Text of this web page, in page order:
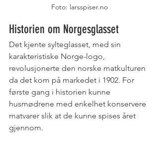
Foto: larsspiser.no
Historien om Norgesglasset
Det kjente sylteglasset, med sin
karakteristiske Norge-logo,
revolusjonerte den norske matkulturen
da det kom på markedet i 1902. For
første gang i historien kunne
husmødrene med enkelhet konservere
matvarer slik at de kunne spises året
gjennom.